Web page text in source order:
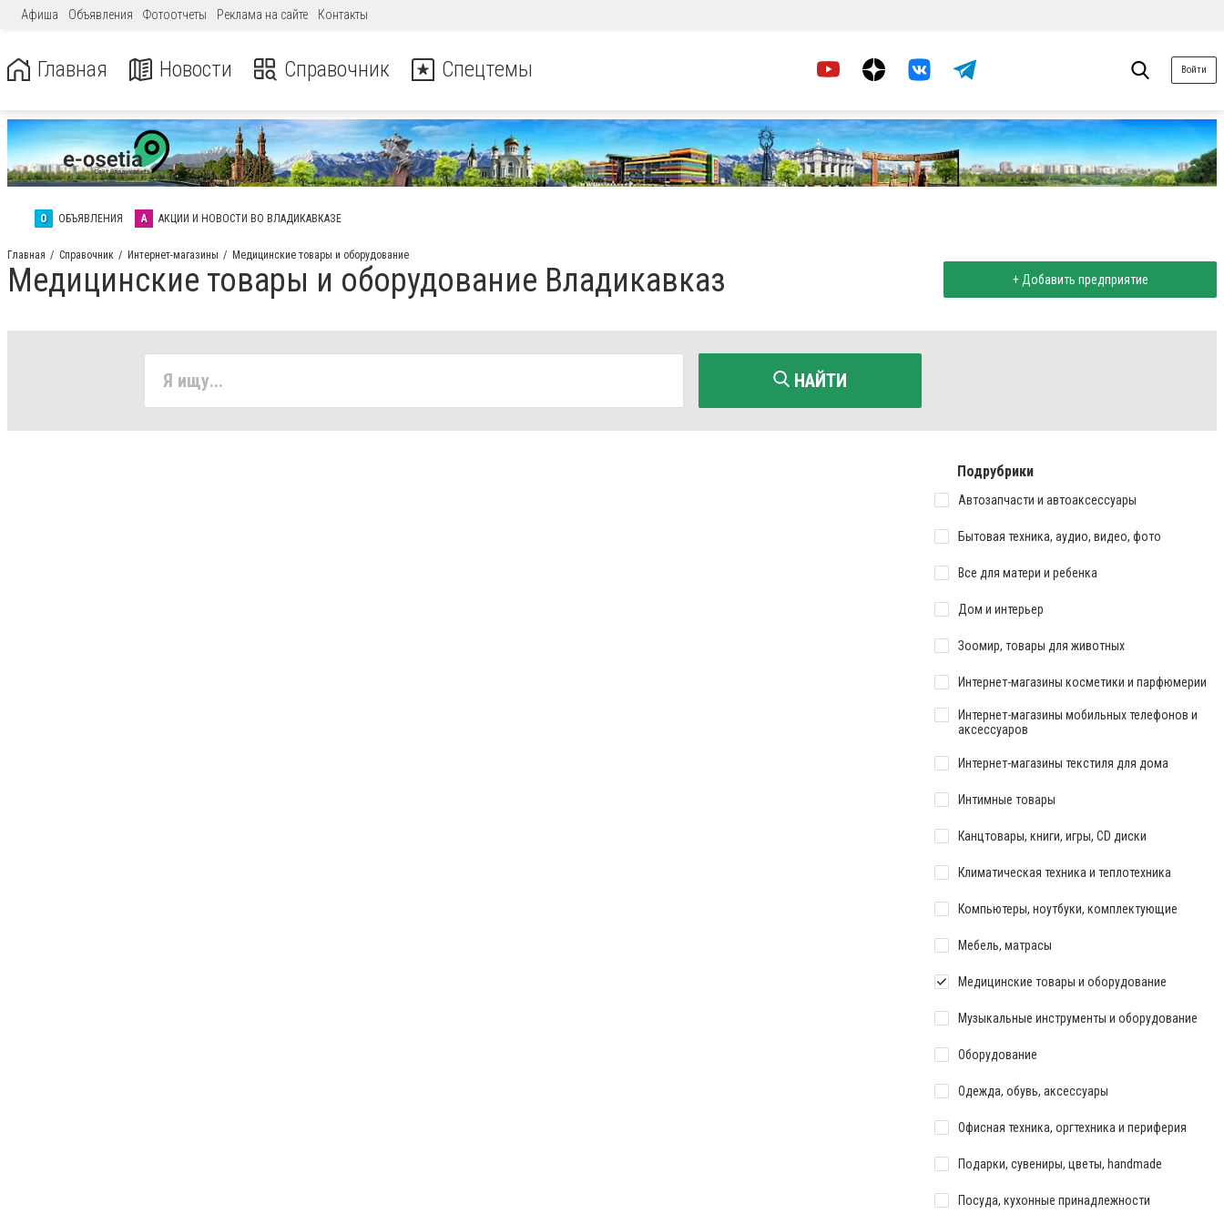
Афиша Объявления Фотоотчеты Реклама на сайте Контакты
Главная Новости Справочник Спецтемы Войти
О ОБЪЯВЛЕНИЯ А АКЦИИ И НОВОСТИ ВО ВЛАДИКАВКАЗЕ
Главная Справочник Интернет-магазины Медицинские товары и оборудование
Медицинские товары и оборудование Владикавказ + Добавить предприятие
НАЙТИ
Подрубрики
Автозапчасти и автоаксессуары
Бытовая техника, аудио, видео, фото
Все для матери и ребенка
Дом и интерьер
Зоомир, товары для животных
Интернет-магазины косметики и парфюмерии
Интернет-магазины мобильных телефонов и
аксессуаров
Интернет-магазины текстиля для дома
Интимные товары
Канцтовары, книги, игры, CD диски
Климатическая техника и теплотехника
Компьютеры, ноутбуки, комплектующие
Мебель, матрасы
Медицинские товары и оборудование
Музыкальные инструменты и оборудование
Оборудование
Одежда, обувь, аксессуары
Офисная техника, оргтехника и периферия
Подарки, сувениры, цветы, handmade
Посуда, кухонные принадлежности